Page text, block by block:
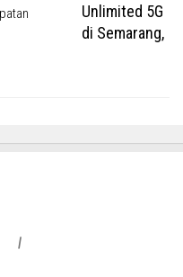
Unlimited 5G
di Semarang,
|